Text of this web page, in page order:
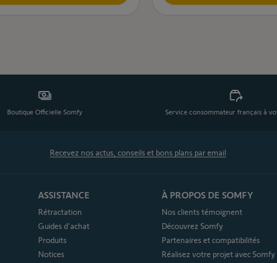
Boutique Officielle Somfy Service consommateur français à
Recevez nos actus, conseils et bons plans par email
ASSISTANCE
Rétractation
Guides d'achat
Produits
Notices
À PROPOS DE SOMFY
Nos clients témoignent
Découvrez Somfy
Partenaires et compatibilités
Réalisez votre projet avec Somfy